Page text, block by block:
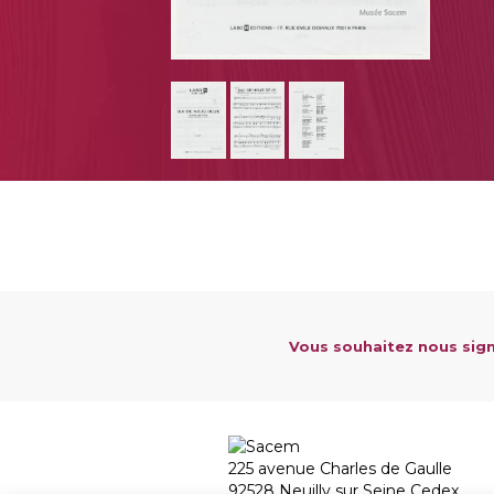
Vous souhaitez nous
225 avenue Charles de Gaulle